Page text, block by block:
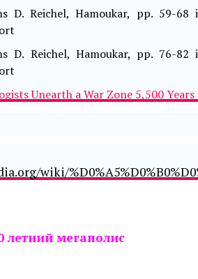
D. Reichel, Hamoukar, pp. 59-
D. Reichel, Hamoukar, pp. 76-
Unearth a War Zone 5,500 Years
wiki/
летний мегаполис